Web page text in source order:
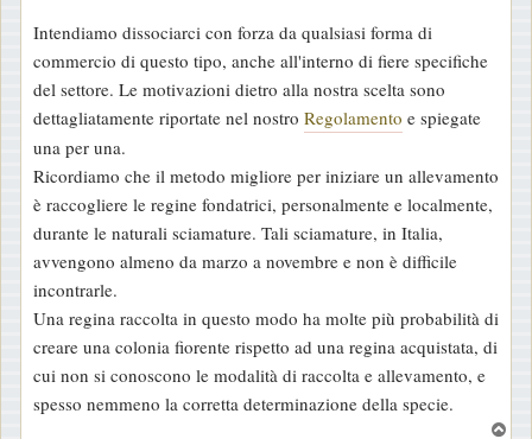
i
o
Intendiamo dissociarci con forza da qualsiasi forma di
commercio di questo tipo, anche all'interno di fiere specifiche
del settore. Le motivazioni dietro alla nostra scelta sono
dettagliatamente riportate nel nostro Regolamento e spiegate
una per una.
Ricordiamo che il metodo migliore per iniziare un allevamento
è raccogliere le regine fondatrici, personalmente e localmente,
durante le naturali sciamature. Tali sciamature, in Italia,
avvengono almeno da marzo a novembre e non è difficile
incontrarle.
Una regina raccolta in questo modo ha molte più probabilità di
creare una colonia fiorente rispetto ad una regina acquistata, di
cui non si conoscono le modalità di raccolta e allevamento, e
spesso nemmeno la corretta determinazione della specie.